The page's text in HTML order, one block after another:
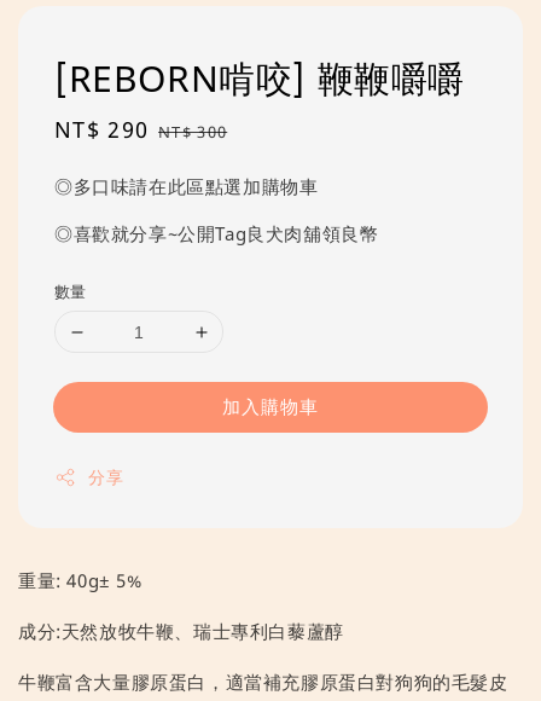
[REBORN啃咬] 鞭鞭嚼嚼
Sale
NT$ 290 Regular
NT$ 300
◎多口味請在此區點選加購物車
◎喜歡就分享~公開Tag良犬肉舖領良幣
數量
加入購物車
分享
重量: 40g± 5%
成分:天然放牧牛鞭、瑞士專利白藜蘆醇
牛鞭富含大量膠原蛋白，適當補充膠原蛋白對狗狗的毛髮皮